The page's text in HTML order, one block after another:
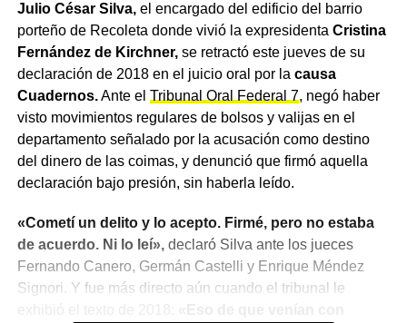
Julio César Silva,el encargado del edificio del barrio
porteño de Recoleta donde vivió la expresidenta Cristina
Fernández de Kirchner,se retractó este jueves de su
declaración de 2018 en el juicio oral por la causa
Cuadernos.Ante el Tribunal Oral Federal 7, negó haber
visto movimientos regulares de bolsos y valijas en el
departamento señalado por la acusación como destino
del dinero de las coimas, y denunció que firmó aquella
declaración bajo presión, sin haberla leído.
«Cometí un delito y lo acepto. Firmé, pero no estaba
de acuerdo. Ni lo leí»,declaró Silva ante los jueces
Fernando Canero, Germán Castelli y Enrique Méndez
Signori. Y fue más directo aún cuando el tribunal le